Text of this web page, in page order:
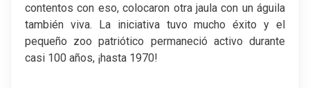
contentos con eso, colocaron otra jaula con un águila
también viva. La iniciativa tuvo mucho éxito y el
pequeño zoo patriótico permaneció activo durante
casi 100 años, ¡hasta 1970!